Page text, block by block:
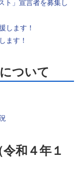
ト」宣言者を募集し
します！
ます！
ついて
和４年１